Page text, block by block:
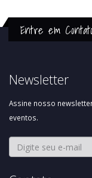
Entre em
Newsletter
Assine nosso
eventos.